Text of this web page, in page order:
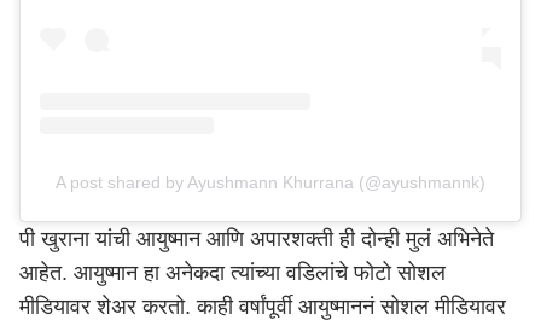
A post shared by Ayushmann Khurrana (@ayushmannk)
पी खुराना यांची आयुष्मान आणि अपारशक्ती ही दोन्ही मुलं अभिनेते
आहेत. आयुष्मान हा अनेकदा त्यांच्या वडिलांचे फोटो सोशल
मीडियावर शेअर करतो. काही वर्षांपूर्वी आयुष्माननं सोशल मीडियावर